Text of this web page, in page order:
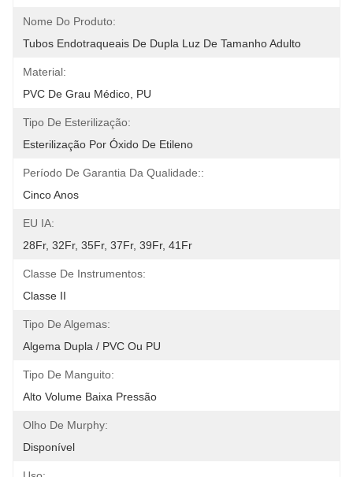
Nome Do Produto:
Tubos Endotraqueais De Dupla Luz De Tamanho Adulto
Material:
PVC De Grau Médico, PU
Tipo De Esterilização:
Esterilização Por Óxido De Etileno
Período De Garantia Da Qualidade::
Cinco Anos
EU IA:
28Fr, 32Fr, 35Fr, 37Fr, 39Fr, 41Fr
Classe De Instrumentos:
Classe II
Tipo De Algemas:
Algema Dupla / PVC Ou PU
Tipo De Manguito:
Alto Volume Baixa Pressão
Olho De Murphy:
Disponível